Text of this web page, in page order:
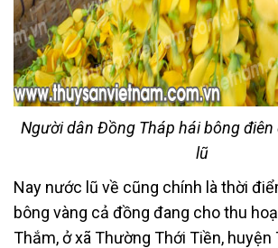
Người dân Đồng Tháp hái bông
lũ
Nay nước lũ về cũng chính là thời
bông vàng cả đồng đang cho thu
Thắm, ở xã Thường Thới Tiền, huyện